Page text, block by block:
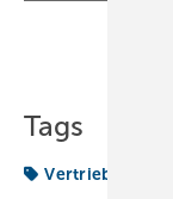
Tags
Vertrieb